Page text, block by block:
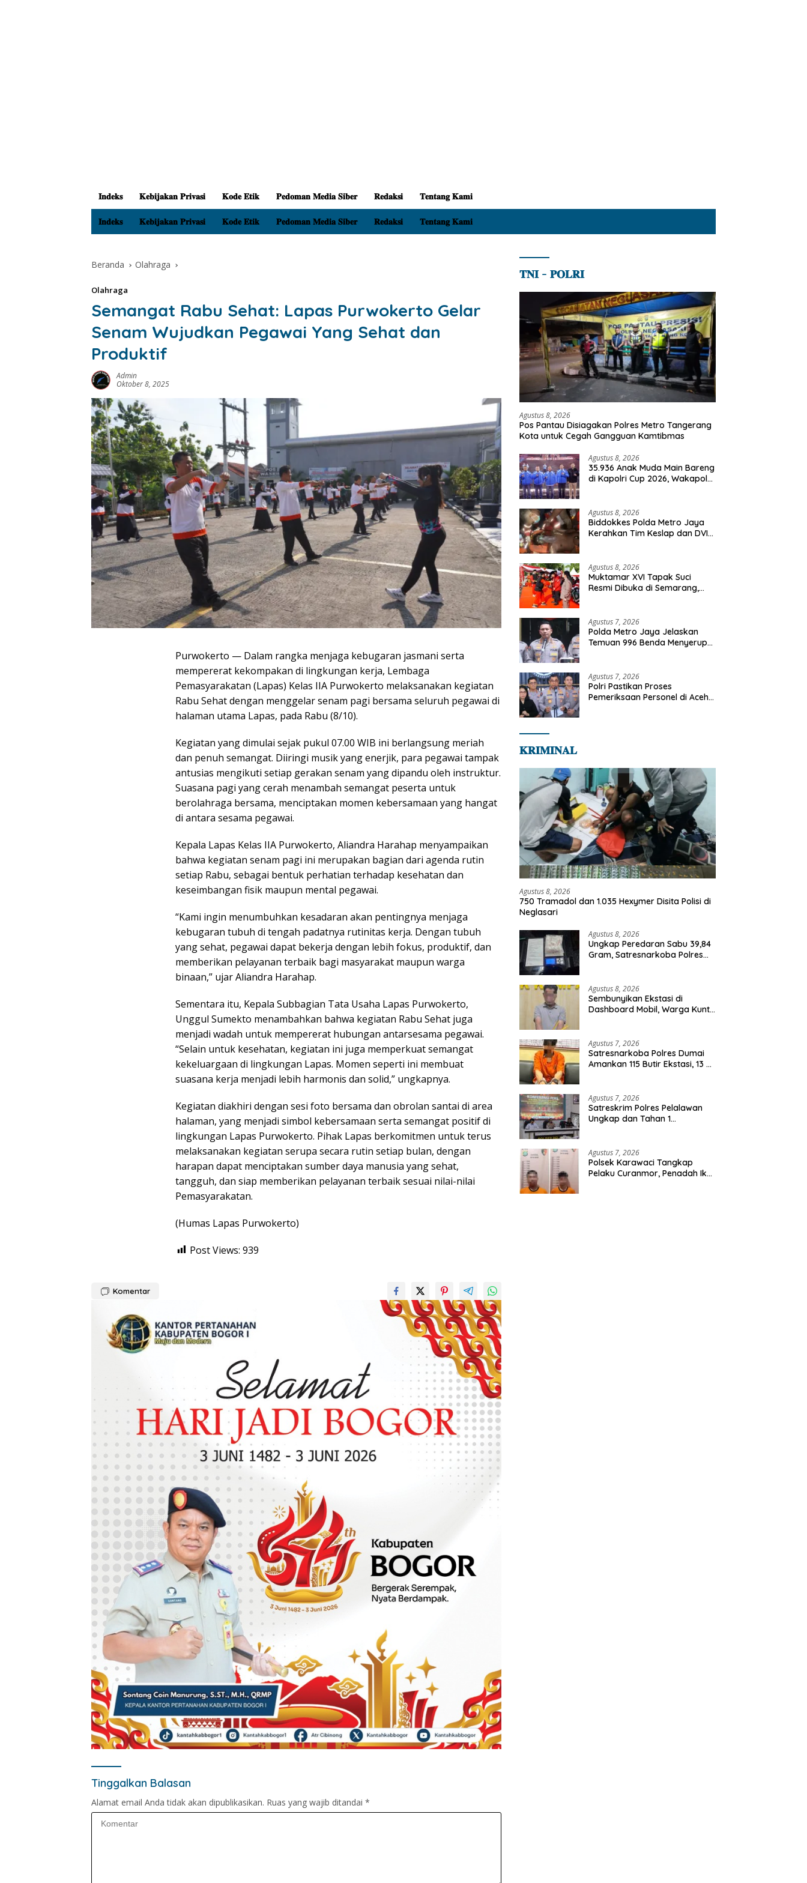
𝐈𝐧𝐝𝐞𝐤𝐬 𝐊𝐞𝐛𝐢𝐣𝐚𝐤𝐚𝐧 𝐏𝐫𝐢𝐯𝐚𝐬𝐢 𝐊𝐨𝐝𝐞 𝐄𝐭𝐢𝐤 𝐏𝐞𝐝𝐨𝐦𝐚𝐧 𝐌𝐞𝐝𝐢𝐚 𝐒𝐢𝐛𝐞𝐫 𝐑𝐞𝐝𝐚𝐤𝐬𝐢 𝐓𝐞𝐧𝐭𝐚𝐧𝐠 𝐊𝐚𝐦𝐢
𝐈𝐧𝐝𝐞𝐤𝐬 𝐊𝐞𝐛𝐢𝐣𝐚𝐤𝐚𝐧 𝐏𝐫𝐢𝐯𝐚𝐬𝐢 𝐊𝐨𝐝𝐞 𝐄𝐭𝐢𝐤 𝐏𝐞𝐝𝐨𝐦𝐚𝐧 𝐌𝐞𝐝𝐢𝐚 𝐒𝐢𝐛𝐞𝐫 𝐑𝐞𝐝𝐚𝐤𝐬𝐢 𝐓𝐞𝐧𝐭𝐚𝐧𝐠 𝐊𝐚𝐦𝐢
Beranda Olahraga
Olahraga
Semangat Rabu Sehat: Lapas Purwokerto Gelar
Senam Wujudkan Pegawai Yang Sehat dan
Produktif
Admin
Oktober 8, 2025
Purwokerto — Dalam rangka menjaga kebugaran jasmani serta
mempererat kekompakan di lingkungan kerja, Lembaga
Pemasyarakatan (Lapas) Kelas IIA Purwokerto melaksanakan kegiatan
Rabu Sehat dengan menggelar senam pagi bersama seluruh pegawai di
halaman utama Lapas, pada Rabu (8/10).
Kegiatan yang dimulai sejak pukul 07.00 WIB ini berlangsung meriah
dan penuh semangat. Diiringi musik yang enerjik, para pegawai tampak
antusias mengikuti setiap gerakan senam yang dipandu oleh instruktur.
Suasana pagi yang cerah menambah semangat peserta untuk
berolahraga bersama, menciptakan momen kebersamaan yang hangat
di antara sesama pegawai.
Kepala Lapas Kelas IIA Purwokerto, Aliandra Harahap menyampaikan
bahwa kegiatan senam pagi ini merupakan bagian dari agenda rutin
setiap Rabu, sebagai bentuk perhatian terhadap kesehatan dan
keseimbangan fisik maupun mental pegawai.
“Kami ingin menumbuhkan kesadaran akan pentingnya menjaga
kebugaran tubuh di tengah padatnya rutinitas kerja. Dengan tubuh
yang sehat, pegawai dapat bekerja dengan lebih fokus, produktif, dan
memberikan pelayanan terbaik bagi masyarakat maupun warga
binaan,” ujar Aliandra Harahap.
Sementara itu, Kepala Subbagian Tata Usaha Lapas Purwokerto,
Unggul Sumekto menambahkan bahwa kegiatan Rabu Sehat juga
menjadi wadah untuk mempererat hubungan antarsesama pegawai.
“Selain untuk kesehatan, kegiatan ini juga memperkuat semangat
kekeluargaan di lingkungan Lapas. Momen seperti ini membuat
suasana kerja menjadi lebih harmonis dan solid,” ungkapnya.
Kegiatan diakhiri dengan sesi foto bersama dan obrolan santai di area
halaman, yang menjadi simbol kebersamaan serta semangat positif di
lingkungan Lapas Purwokerto. Pihak Lapas berkomitmen untuk terus
melaksanakan kegiatan serupa secara rutin setiap bulan, dengan
harapan dapat menciptakan sumber daya manusia yang sehat,
tangguh, dan siap memberikan pelayanan terbaik sesuai nilai-nilai
Pemasyarakatan.
(Humas Lapas Purwokerto)
Post Views: 939
Komentar
Tinggalkan Balasan
Alamat email Anda tidak akan dipublikasikan. Ruas yang wajib ditandai *
𝐓𝐍𝐈 – 𝐏𝐎𝐋𝐑𝐈
Agustus 8, 2026
Pos Pantau Disiagakan Polres Metro Tangerang
Kota untuk Cegah Gangguan Kamtibmas
Agustus 8, 2026
35.936 Anak Muda Main Bareng
di Kapolri Cup 2026, Wakapolri:
Agustus 8, 2026
Biddokkes Polda Metro Jaya
Kerahkan Tim Keslap dan DVI
Agustus 8, 2026
Muktamar XVI Tapak Suci
Resmi Dibuka di Semarang,
Agustus 7, 2026
Polda Metro Jaya Jelaskan
Temuan 996 Benda Menyerupai
Agustus 7, 2026
Polri Pastikan Proses
Pemeriksaan Personel di Aceh
𝐊𝐑𝐈𝐌𝐈𝐍𝐀𝐋
Agustus 8, 2026
750 Tramadol dan 1.035 Hexymer Disita Polisi di
Neglasari
Agustus 8, 2026
Ungkap Peredaran Sabu 39,84
Gram, Satresnarkoba Polres
Agustus 8, 2026
Sembunyikan Ekstasi di
Dashboard Mobil, Warga Kuntu
Agustus 7, 2026
Satresnarkoba Polres Dumai
Amankan 115 Butir Ekstasi, 13 Pil
Agustus 7, 2026
Satreskrim Polres Pelalawan
Ungkap dan Tahan 1
Agustus 7, 2026
Polsek Karawaci Tangkap
Pelaku Curanmor, Penadah Ikut